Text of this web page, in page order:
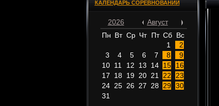
КАЛЕНДАРЬ СОРЕВНОВАНИЙ
2026
Август
Пн Вт Ср Чт Пт Сб Вс
1
2
3
4 5 6 7 8
9
10 11 12 13 14 15
16
17
18 19 20 21 22
23
24 25 26 27 28 29 30
31